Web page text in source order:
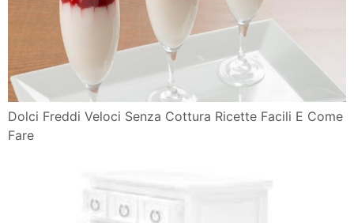
Dolci Freddi Veloci Senza Cottura Ricette Facili E Come
Fare